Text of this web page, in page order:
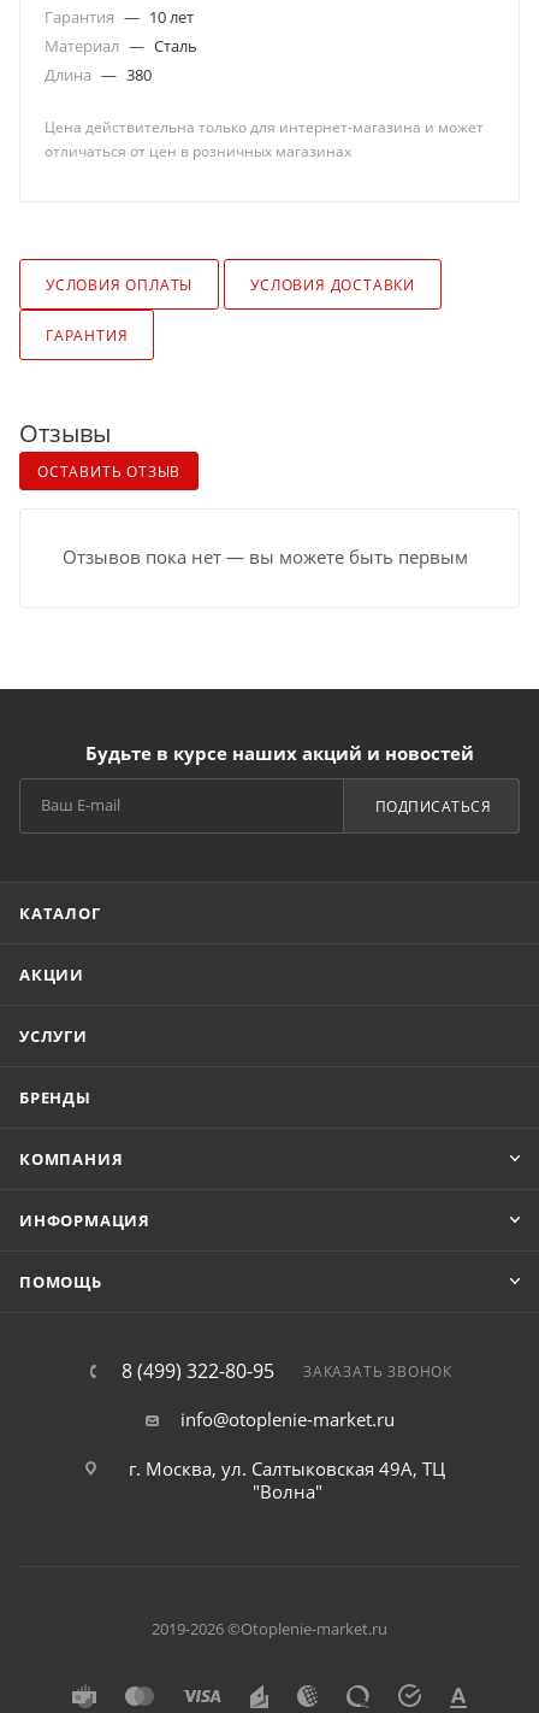
Гарантия — 10 лет
Материал — Сталь
Длина — 380
Цена действительна только для интернет-магазина и может
отличаться от цен в розничных магазинах
УСЛОВИЯ ОПЛАТЫ УСЛОВИЯ ДОСТАВКИ
ГАРАНТИЯ
Отзывы
ОСТАВИТЬ ОТЗЫВ
Отзывов пока нет — вы можете быть первым
Будьте в курсе наших акций и новостей
ПОДПИСАТЬСЯ
КАТАЛОГ
АКЦИИ
УСЛУГИ
БРЕНДЫ
КОМПАНИЯ
ИНФОРМАЦИЯ
ПОМОЩЬ
8 (499) 322-80-95 ЗАКАЗАТЬ ЗВОНОК
info@otoplenie-market.ru
г. Москва, ул. Салтыковская 49А, ТЦ
"Волна"
2019-2026 ©Otoplenie-market.ru